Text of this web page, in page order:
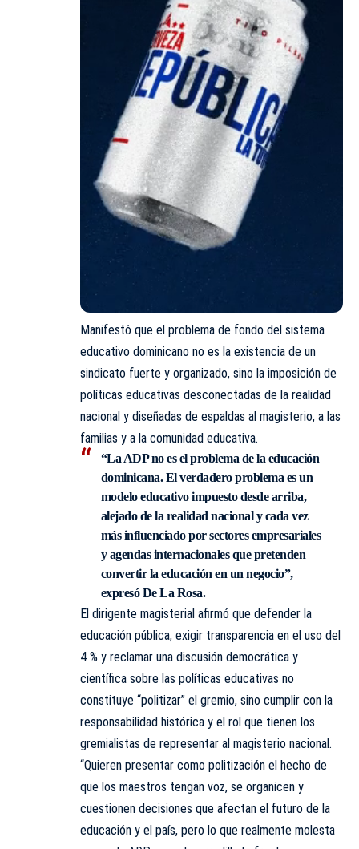
Manifestó que el problema de fondo del sistema
educativo dominicano no es la existencia de un
sindicato fuerte y organizado, sino la imposición de
políticas educativas desconectadas de la realidad
nacional y diseñadas de espaldas al magisterio, a las
familias y a la comunidad educativa.
“La ADP no es el problema de la educación
dominicana. El verdadero problema es un
modelo educativo impuesto desde arriba,
alejado de la realidad nacional y cada vez
más influenciado por sectores empresariales
y agendas internacionales que pretenden
convertir la educación en un negocio”,
expresó De La Rosa.
El dirigente magisterial afirmó que defender la
educación pública, exigir transparencia en el uso del
4 % y reclamar una discusión democrática y
científica sobre las políticas educativas no
constituye “politizar” el gremio, sino cumplir con la
responsabilidad histórica y el rol que tienen los
gremialistas de representar al magisterio nacional.
“Quieren presentar como politización el hecho de
que los maestros tengan voz, se organicen y
cuestionen decisiones que afectan el futuro de la
educación y el país, pero lo que realmente molesta